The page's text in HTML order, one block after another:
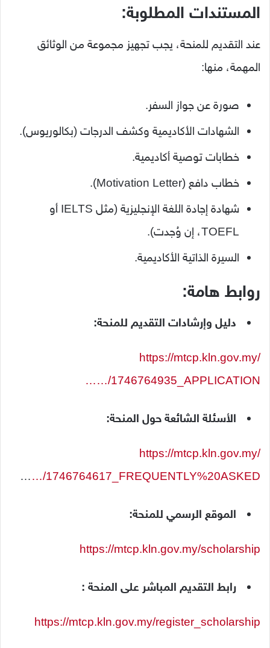
المستندات المطلوبة:
عند التقديم للمنحة، يجب تجهيز مجموعة من الوثائق
المهمة، منها:
صورة عن جواز السفر.
الشهادات الأكاديمية وكشف الدرجات (بكالوريوس).
خطابات توصية أكاديمية.
خطاب دافع ( Motivation Letter).
شهادة إجادة اللغة الإنجليزية (مثل IELTS أو
TOEFL، إن وُجدت).
السيرة الذاتية الأكاديمية.
روابط هامة:
دليل وإرشادات التقديم للمنحة:
https://mtcp.kln.gov.my/
…/1746764935_APPLICATION…
الأسئلة الشائعةحول المنحة:
https://mtcp.kln.gov.my/
…/1746764617_FREQUENTLY%20ASKED
…
الموقع الرسمي للمنحة:
https://mtcp.kln.gov.my/scholarship
رابط التقديم المباشر على المنحة :
https://mtcp.kln.gov.my/register_scholarship